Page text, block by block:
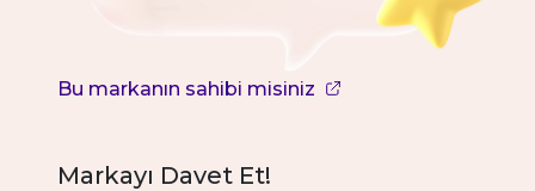
Bu markanın sahibi misiniz
Markayı Davet Et!